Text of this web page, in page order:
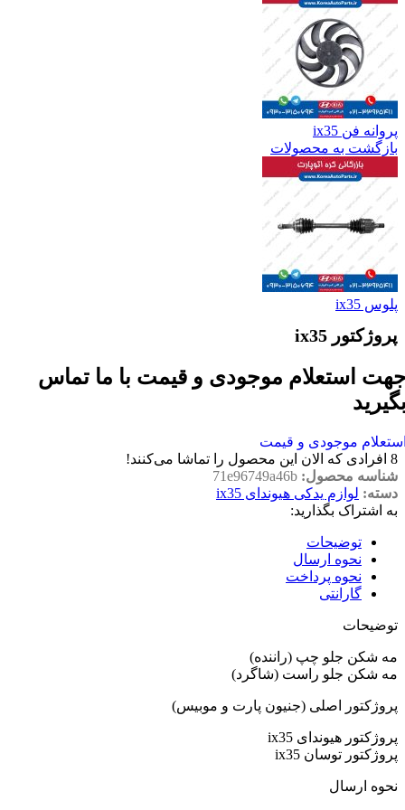
پروانه فن ix35
بازگشت به محصولات
پلوس ix35
پروژکتور ix35
استعلام موجودی و قیمت با ما تماس
موجودی و قیمت
8 افرادی که الان این محصول را تماشا می‌کنند!
شناسه محصول: 71e96749a46b
دسته: لوازم یدکی هیوندای ix35
به اشتراک بگذارید:
توضیحات
نحوه ارسال
نحوه پرداخت
گارانتی
توضیحات
مه شکن جلو چپ (راننده)
مه شکن جلو راست (شاگرد)
پروژکتور اصلی (جنیون پارت و موبیس)
پروژکتور هیوندای ix35
پروژکتور توسان ix35
نحوه ارسال